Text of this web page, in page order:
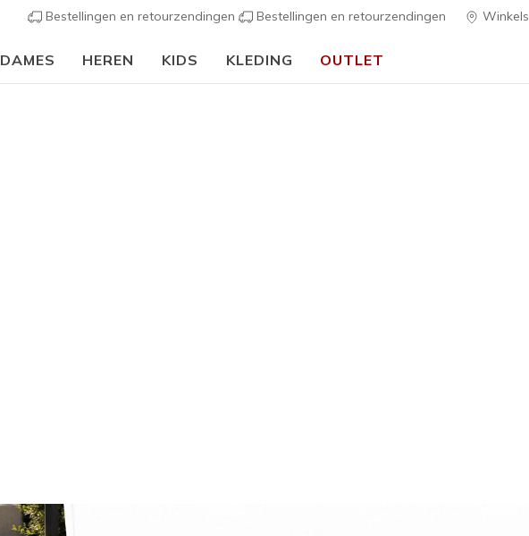
Bestellingen en retourzendingen Bestellingen en retourzendingen Winkels
DAMES HEREN KIDS KLEDING OUTLET